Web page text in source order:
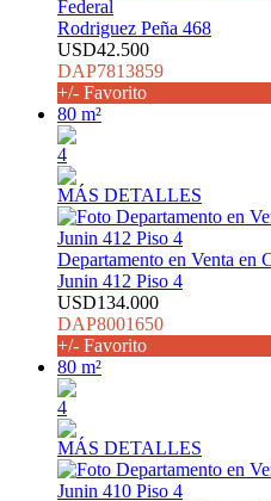
Federal
Rodriguez Peña 468
USD42.500
DAP7813859
+/- Favorito
80 m²
4
MÁS DETALLES
Departamento en Venta en
Junin 412 Piso 4
USD134.000
DAP8001650
+/- Favorito
80 m²
4
MÁS DETALLES